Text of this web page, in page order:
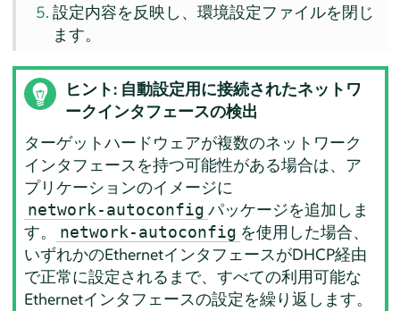
設定内容を反映し、環境設定ファイルを閉じ
ます。
ヒント: 自動設定用に接続されたネットワ
ークインタフェースの検出
ターゲットハードウェアが複数のネットワーク
インタフェースを持つ可能性がある場合は、ア
プリケーションのイメージに
network-autoconfig パッケージを追加しま
す。
network-autoconfig を使用した場合、
いずれかのEthernetインタフェースがDHCP経由
で正常に設定されるまで、すべての利用可能な
Ethernetインタフェースの設定を繰り返します。